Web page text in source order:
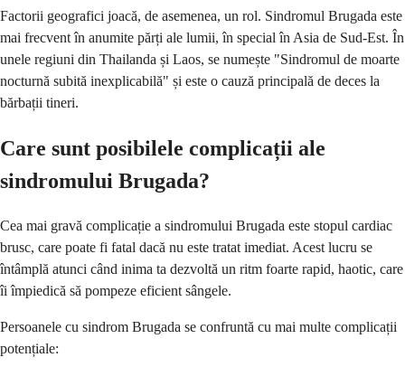
Factorii geografici joacă, de asemenea, un rol. Sindromul Brugada este
mai frecvent în anumite părți ale lumii, în special în Asia de Sud-Est. În
unele regiuni din Thailanda și Laos, se numește "Sindromul de moarte
nocturnă subită inexplicabilă" și este o cauză principală de deces la
bărbații tineri.
Care sunt posibilele complicații ale
sindromului Brugada?
Cea mai gravă complicație a sindromului Brugada este stopul cardiac
brusc, care poate fi fatal dacă nu este tratat imediat. Acest lucru se
întâmplă atunci când inima ta dezvoltă un ritm foarte rapid, haotic, care
îi împiedică să pompeze eficient sângele.
Persoanele cu sindrom Brugada se confruntă cu mai multe complicații
potențiale: